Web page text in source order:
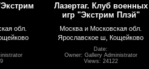
обл.
Лазертаг. Клуб военных
игр "Экстрим Плэй"
Москва и Московская обл.
Ярославское ш, Кощейково
Date:
Owner: Gallery Administrator
Views: 24122